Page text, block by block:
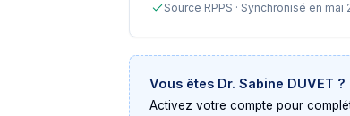
Source RPPS · Synchronisé en mai
Vous êtes Dr. Sabine DUVET ?
Activez votre compte pour